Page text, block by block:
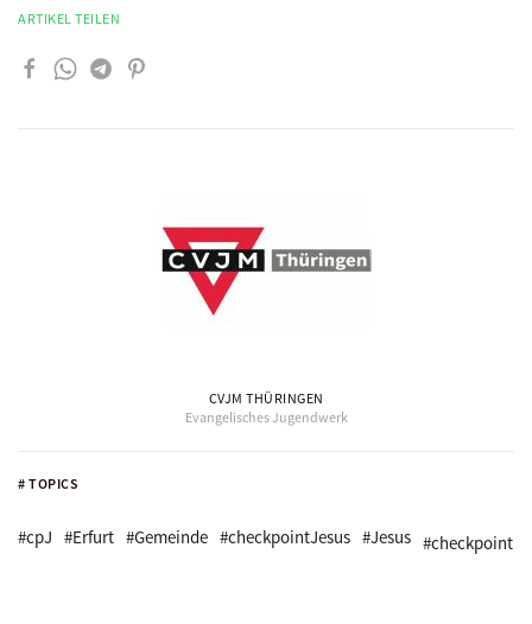
# TOPICS
#cpJ #Erfurt #Gemeinde #checkpointJesus #Jesus #checkpoint
ARTIKEL TEILEN
CVJM THÜRINGEN
Evangelisches Jugendwerk